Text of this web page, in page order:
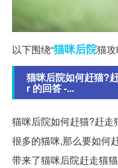
以下围绕“猫咪后院猫
猫咪后院如何赶猫?
r 的回答 -...
猫咪后院如何赶猫?赶
很多的猫咪,那么要如何
带来了猫咪后院赶走猫